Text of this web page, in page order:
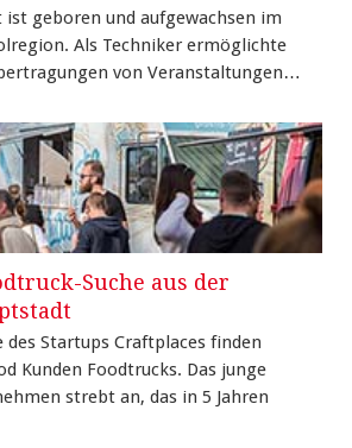
ist geboren und aufgewachsen im
Als Techniker ermöglichte
von Veranstaltungen…
Suche aus der
Startups Craftplaces finden
Kunden Foodtrucks. Das junge
strebt an, das in 5 Jahren